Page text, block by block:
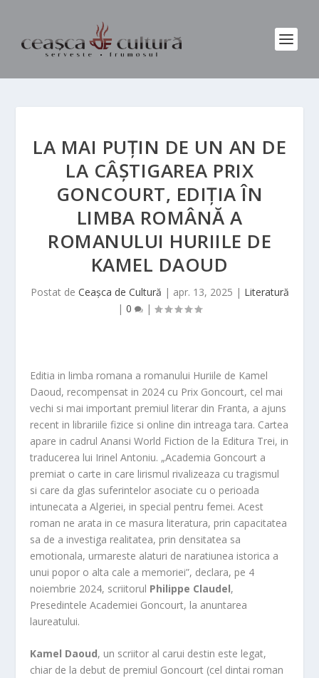
LA MAI PUȚIN DE UN AN DE
LA CÂȘTIGAREA PRIX
GONCOURT, EDIȚIA ÎN
LIMBA ROMÂNĂ A
ROMANULUI HURIILE DE
KAMEL DAOUD
Postat de Ceașca de Cultură | apr. 13, 2025 | Literatură
| 0 |
Editia in limba romana a romanului Huriile de Kamel
Daoud, recompensat in 2024 cu Prix Goncourt, cel mai
vechi si mai important premiul literar din Franta, a ajuns
recent in librariile fizice si online din intreaga tara. Cartea
apare in cadrul Anansi World Fiction de la Editura Trei, in
traducerea lui Irinel Antoniu. „Academia Goncourt a
premiat o carte in care lirismul rivalizeaza cu tragismul
si care da glas suferintelor asociate cu o perioada
intunecata a Algeriei, in special pentru femei. Acest
roman ne arata in ce masura literatura, prin capacitatea
sa de a investiga realitatea, prin densitatea sa
emotionala, urmareste alaturi de naratiunea istorica a
unui popor o alta cale a memoriei”, declara, pe 4
noiembrie 2024, scriitorul Philippe Claudel,
Presedintele Academiei Goncourt, la anuntarea
laureatului.
Kamel Daoud, un scriitor al carui destin este legat,
chiar de la debut de premiul Goncourt (cel dintai roman